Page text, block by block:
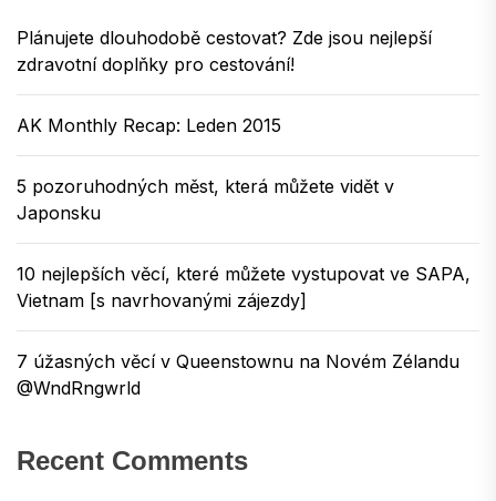
Plánujete dlouhodobě cestovat? Zde jsou nejlepší
zdravotní doplňky pro cestování!
AK Monthly Recap: Leden 2015
5 pozoruhodných měst, která můžete vidět v
Japonsku
10 nejlepších věcí, které můžete vystupovat ve SAPA,
Vietnam [s navrhovanými zájezdy]
7 úžasných věcí v Queenstownu na Novém Zélandu
@WndRngwrld
Recent Comments